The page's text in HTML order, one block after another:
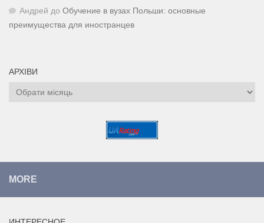
Андрей до Обучение в вузах Польши: основные
преимущества для иностранцев
АРХІВИ
Архіви
MORE